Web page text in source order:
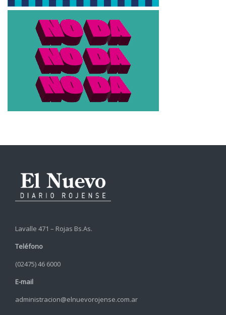
Lavalle 471 – Rojas Bs.As.
Teléfono
(02475) 46 6000
E-mail
administracion@elnuevorojense.com.ar